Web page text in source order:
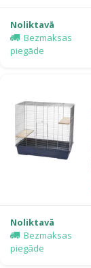
Noliktavā
Bezmaksas
piegāde
Noliktavā
Bezmaksas
piegāde